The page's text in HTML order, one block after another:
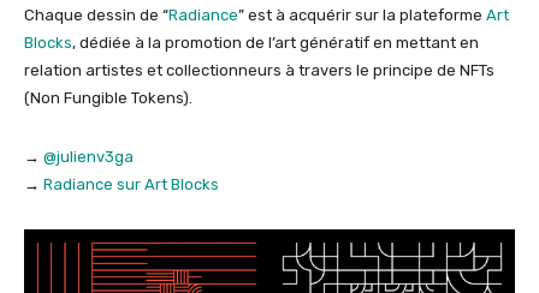
Chaque dessin de “Radiance” est à acquérir sur la plateforme Art
Blocks, dédiée à la promotion de l’art génératif en mettant en
relation artistes et collectionneurs à travers le principe de NFTs
(Non Fungible Tokens).
→ @julienv3ga
→ Radiance sur Art Blocks